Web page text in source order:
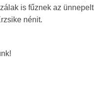
is fűznek az
nénit.